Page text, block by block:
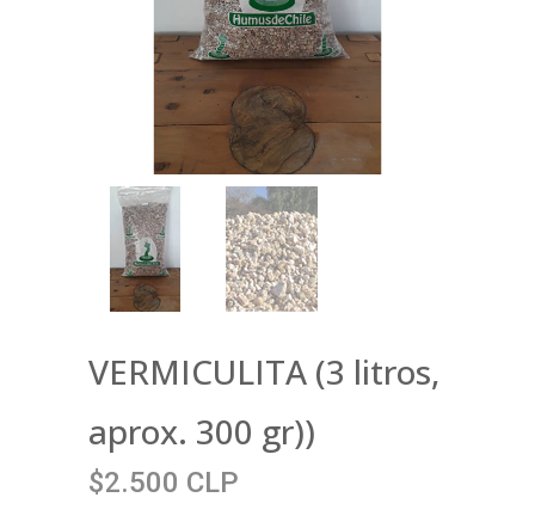
VERMICULITA (3 litros,
aprox. 300 gr))
$2.500 CLP